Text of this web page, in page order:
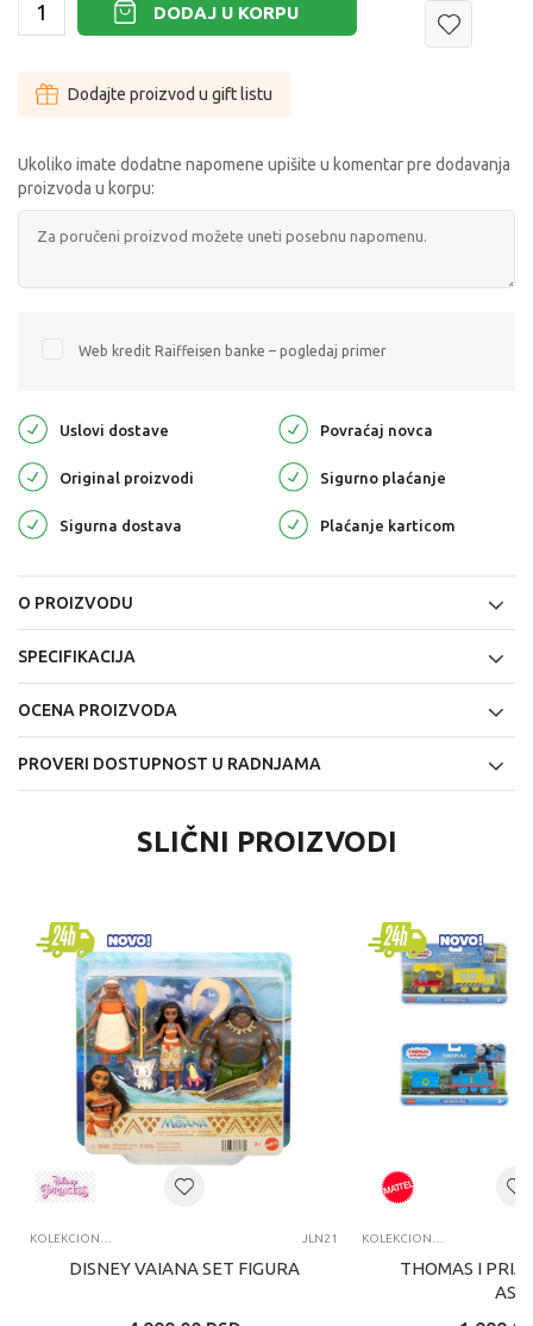
DODAJ U KORPU
Dodajte proizvod u gift listu
Ukoliko imate dodatne napomene upišite u komentar pre dodavanja
proizvoda u korpu:
Web kredit Raiffeisen banke – pogledaj primer
Uslovi dostave Povraćaj novca
Original proizvodi Sigurno plaćanje
Sigurna dostava Plaćanje karticom
O PROIZVODU
SPECIFIKACIJA
OCENA PROIZVODA
PROVERI DOSTUPNOST U RADNJAMA
SLIČNI PROIZVODI
JLN21
DISNEY VAIANA SET FIGURA
THOMAS I